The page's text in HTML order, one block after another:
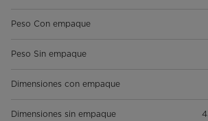
Peso Con empaque
Peso Sin empaque
Dimensiones con empaque
Dimensiones sin empaque